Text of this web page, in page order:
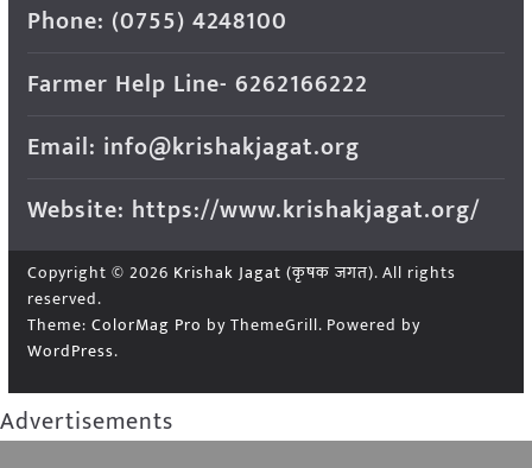
Phone: (0755) 4248100
Farmer Help Line- 6262166222
Email: info@krishakjagat.org
Website: https://www.krishakjagat.org/
Copyright © 2026 Krishak Jagat (कृषक जगत). All rights
reserved.
Theme: ColorMag Pro by ThemeGrill. Powered by
WordPress.
Advertisements